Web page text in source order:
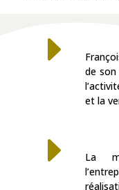
E
de
et la
E
La